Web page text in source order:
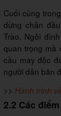
Cuối cùng
dừng chân
Trào. Ngôi
quan trọng mà
cầu may độc
người dân bản
>> Hành trình
2.2 Các